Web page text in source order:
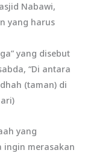
Nabawi,
yang harus
yang disebut
“Di antara
(taman) di
yang
ingin merasakan